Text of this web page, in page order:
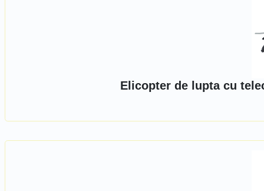
Elicopter de lupta cu